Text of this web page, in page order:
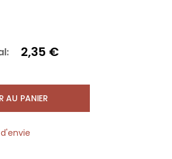
2,35 €
AU PANIER